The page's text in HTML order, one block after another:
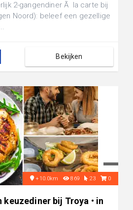
2-gangendiner Ã la carte bij
Noord): beleef een gezellige
Bekijken
+10.0km 869 23 0
keuzediner bij Troya • in